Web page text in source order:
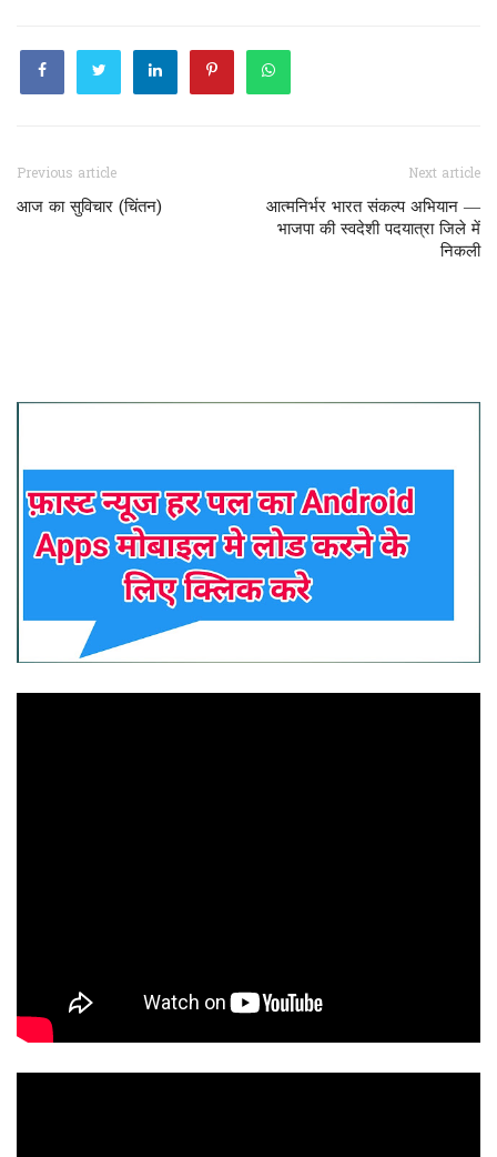
Previous article
आज का सुविचार (चिंतन)
Next article
आत्मनिर्भर भारत संकल्प अभियान —
भाजपा की स्वदेशी पदयात्रा जिले में
निकली